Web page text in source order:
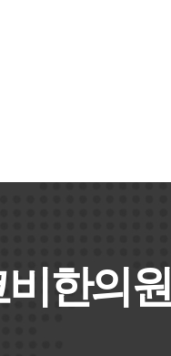
비한의원